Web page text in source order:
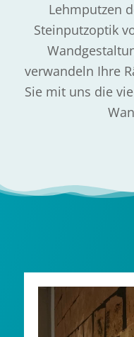
Lehmputzen
Steinputzoptik
verwandeln Ihre
Sie mit uns die